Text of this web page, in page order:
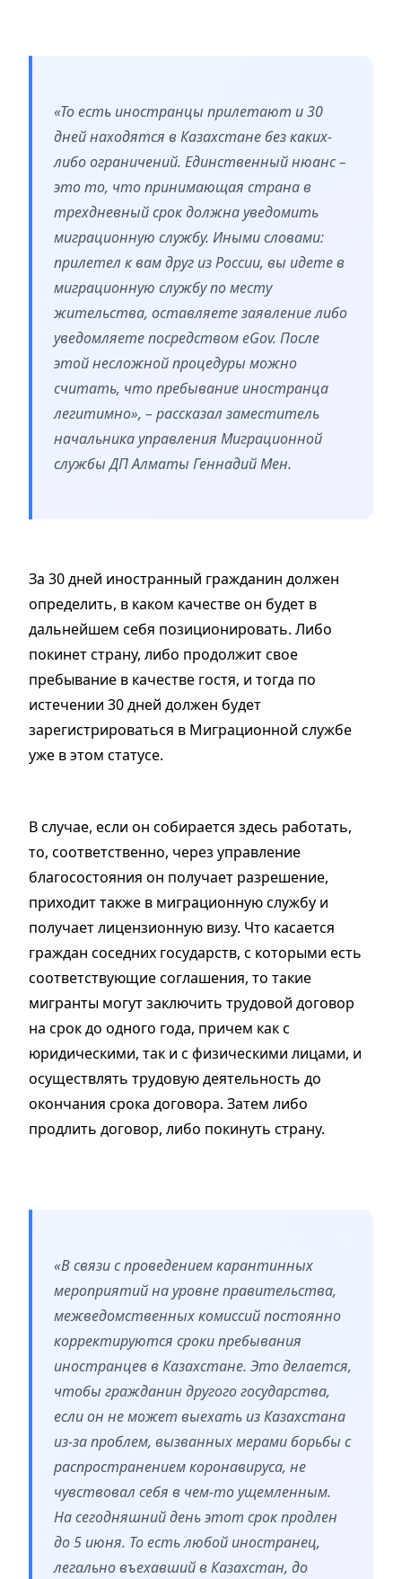
«То есть иностранцы прилетают и 30
дней находятся в Казахстане без каких-
либо ограничений. Единственный нюанс –
это то, что принимающая страна в
трехдневный срок должна уведомить
миграционную службу. Иными словами:
прилетел к вам друг из России, вы идете в
миграционную службу по месту
жительства, оставляете заявление либо
уведомляете посредством eGov. После
этой несложной процедуры можно
считать, что пребывание иностранца
легитимно», – рассказал заместитель
начальника управления Миграционной
службы ДП Алматы Геннадий Мен.
За 30 дней иностранный гражданин должен
определить, в каком качестве он будет в
дальнейшем себя позиционировать. Либо
покинет страну, либо продолжит свое
пребывание в качестве гостя, и тогда по
истечении 30 дней должен будет
зарегистрироваться в Миграционной службе
уже в этом статусе.
В случае, если он собирается здесь работать,
то, соответственно, через управление
благосостояния он получает разрешение,
приходит также в миграционную службу и
получает лицензионную визу. Что касается
граждан соседних государств, с которыми есть
соответствующие соглашения, то такие
мигранты могут заключить трудовой договор
на срок до одного года, причем как с
юридическими, так и с физическими лицами, и
осуществлять трудовую деятельность до
окончания срока договора. Затем либо
продлить договор, либо покинуть страну.
«В связи с проведением карантинных
мероприятий на уровне правительства,
межведомственных комиссий постоянно
корректируются сроки пребывания
иностранцев в Казахстане. Это делается,
чтобы гражданин другого государства,
если он не может выехать из Казахстана
из-за проблем, вызванных мерами борьбы с
распространением коронавируса, не
чувствовал себя в чем-то ущемленным.
На сегодняшний день этот срок продлен
до 5 июня. То есть любой иностранец,
легально въехавший в Казахстан, до